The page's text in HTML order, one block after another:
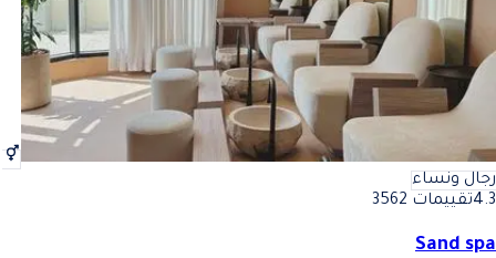
رجال ونساء
4.3تقييمات 3562
Sand spa